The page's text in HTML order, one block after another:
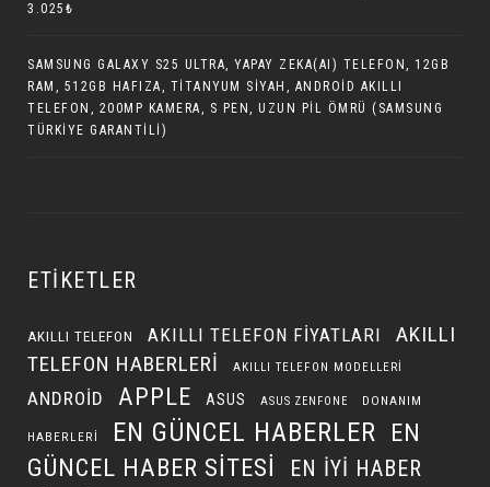
3.025₺
SAMSUNG GALAXY S25 ULTRA, YAPAY ZEKA(AI) TELEFON, 12GB
RAM, 512GB HAFIZA, TITANYUM SIYAH, ANDROID AKILLI
TELEFON, 200MP KAMERA, S PEN, UZUN PIL ÖMRÜ (SAMSUNG
TÜRKIYE GARANTILI)
ETIKETLER
AKILLI TELEFON AKILLI TELEFON FIYATLARI
AKILLI
TELEFON HABERLERI
AKILLI TELEFON MODELLERI
ANDROID APPLE ASUS ASUS ZENFONE DONANIM
HABERLERI EN GÜNCEL HABERLER EN
GÜNCEL HABER SITESI
EN IYI HABER